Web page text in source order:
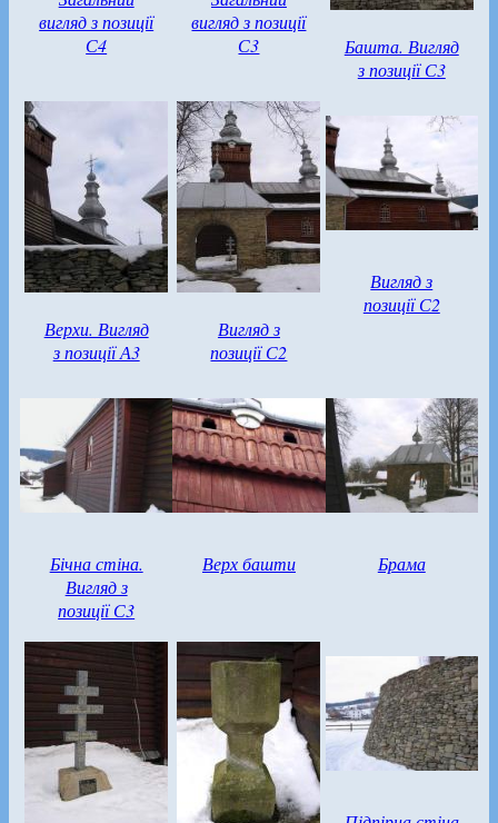
вигляд з позиції
С4
вигляд з позиції
С3
Башта. Вигляд
з позиції С3
Верхи. Вигляд
з позиції А3
Вигляд з
позиції С2
Вигляд з
позиції С2
Бічна стіна.
Вигляд з
позиції С3
Верх башти Брама